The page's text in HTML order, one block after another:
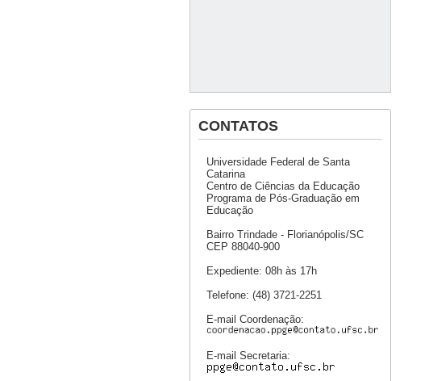
CONTATOS
Universidade Federal de Santa
Catarina
Centro de Ciências da Educação
Programa de Pós-Graduação em
Educação
Bairro Trindade - Florianópolis/SC
CEP 88040-900
Expediente: 08h às 17h
Telefone: (48) 3721-2251
E-mail Coordenação:
E-mail Secretaria: